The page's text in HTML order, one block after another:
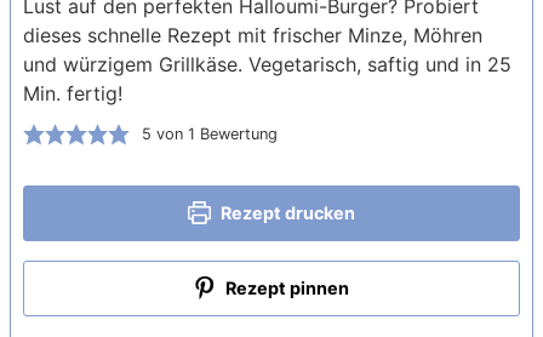
Lust auf den perfekten Halloumi-Burger? Probiert
dieses schnelle Rezept mit frischer Minze, Möhren
und würzigem Grillkäse. Vegetarisch, saftig und in 25
Min. fertig!
5 von 1 Bewertung
Rezept drucken
Rezept pinnen